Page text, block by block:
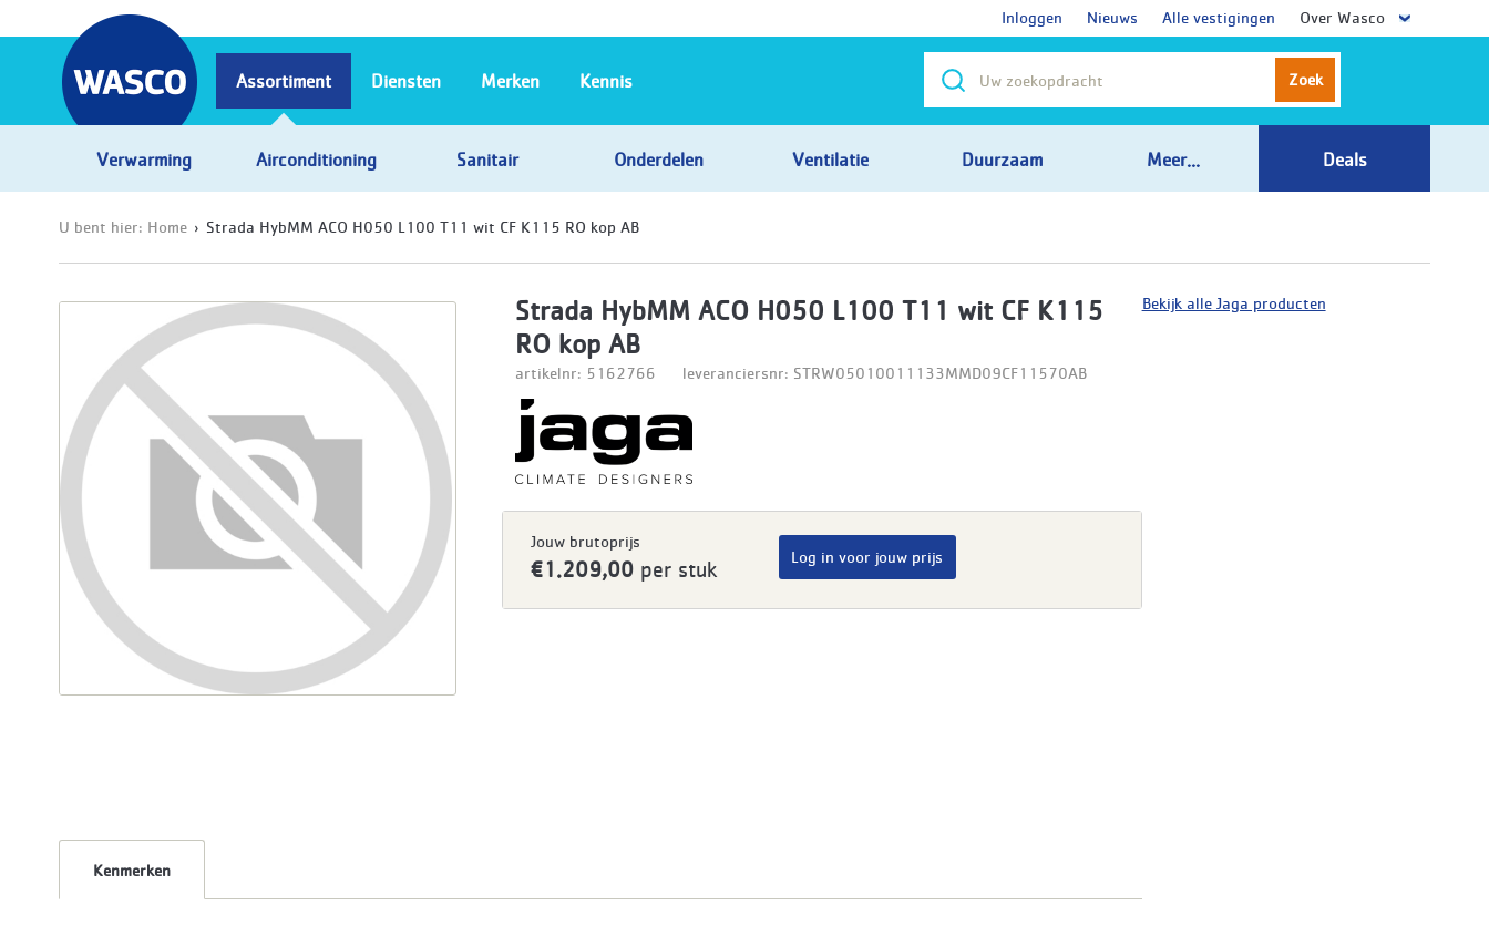
Inloggen Nieuws Alle vestigingen Over Wasco
Zoek
Assortiment
Verwarming Airconditioning Sanitair Onderdelen Ventilatie Duurzaam Meer... Deals
Diensten Merken Kennis
U bent hier: Home Strada HybMM ACO H050 L100 T11 wit CF K115 RO kop AB
Strada HybMM ACO H050 L100 T11 wit CF K115
RO kop AB
artikelnr: 5162766 leveranciersnr: STRW05010011133MMD09CF11570AB
Jouw brutoprijs
€1.209,00 per stuk
Log in voor jouw prijs
Kenmerken
Bekijk alle Jaga producten